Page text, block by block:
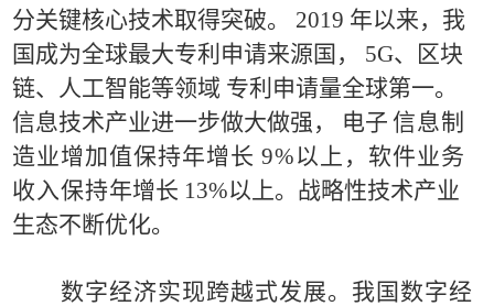
分关键核心技术取得突破。 2019 年以来，我
国成为全球最大专利申请来源国， 5G、区块
链、人工智能等领域 专利申请量全球第一。
信息技术产业进一步做大做强，
电子 信息制
造业增加值保持年增长 9%以上，软件业务
收入保持年增长 13%以上。战略性技术产业
生态不断优化。
数字经济实现跨越式发展。 我国数字经